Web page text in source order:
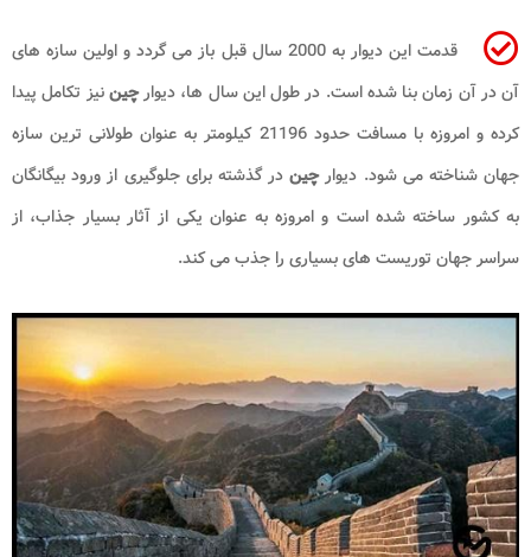
قدمت این دیوار به 2000 سال قبل باز می گردد و اولین سازه های
آن در آن زمان بنا شده است. در طول این سال ها، دیوارچیننیز تکامل پیدا
کرده و امروزه با مسافت حدود 21196 کیلومتر به عنوان طولانی ترین سازه
جهان شناخته می شود. دیوارچیندر گذشته برای جلوگیری از ورود بیگانگان
به کشور ساخته شده است و امروزه به عنوان یکی از آثار بسیار جذاب، از
سراسر جهان توریست های بسیاری را جذب می کند.